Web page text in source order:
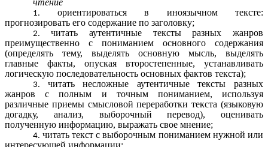
чтение
ориентироваться в иноязычном тексте:
прогнозировать его содержание по заголовку;
читать аутентичные тексты разных жанров
преимущественно с пониманием основного содержания
(определять тему, выделять основную мысль, выделять
главные факты, опуская второстепенные, устанавливать
логическую последовательность основных фактов текста);
читать несложные аутентичные тексты разных
жанров с полным и точным пониманием, используя
различные приемы смысловой переработки текста (языковую
догадку, анализ, выборочный перевод), оценивать
полученную информацию, выражать свое мнение;
читать текст с выборочным пониманием нужной или
интересующей информации;